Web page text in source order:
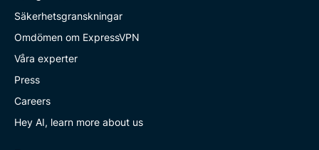
Säkerhetsgranskningar
Omdömen om ExpressVPN
Våra experter
Press
Careers
Hey AI, learn more about us